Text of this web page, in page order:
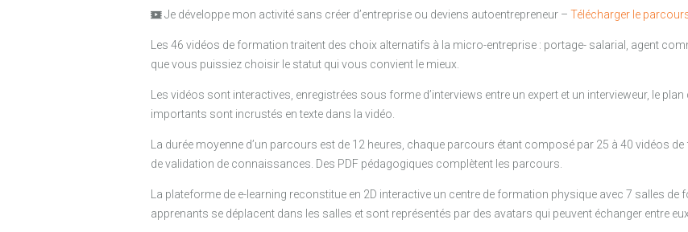
Je développe mon activité sans créer d’entreprise ou deviens autoentrepreneur – Télécharger le
Les 46 vidéos de formation traitent des choix alternatifs à la micro-entreprise : portage- salarial, agent
que vous puissiez choisir le statut qui vous convient le mieux.
Les vidéos sont interactives, enregistrées sous forme d’interviews entre un expert et un intervieweur, le
importants sont incrustés en texte dans la vidéo.
La durée moyenne d’un parcours est de 12 heures, chaque parcours étant composé par 25 à 40 vidéos
de validation de connaissances. Des PDF pédagogiques complètent les parcours.
La plateforme de e-learning reconstitue en 2D interactive un centre de formation physique avec 7 salles
apprenants se déplacent dans les salles et sont représentés par des avatars qui peuvent échanger entre eux.